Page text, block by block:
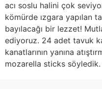
acı soslu halini çok
kömürde ızgara yapılan
bayılacağı bir lezzet!
ediyoruz. 24 adet tavuk
kanatlarının yanına
mozarella sticks